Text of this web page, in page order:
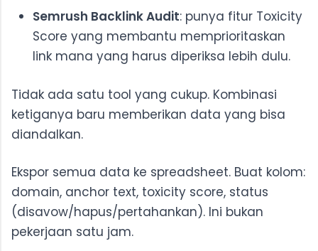
Semrush Backlink Audit: punya fitur Toxicity
Score yang membantu memprioritaskan
link mana yang harus diperiksa lebih dulu.
Tidak ada satu tool yang cukup. Kombinasi
ketiganya baru memberikan data yang bisa
diandalkan.
Ekspor semua data ke spreadsheet. Buat kolom:
domain, anchor text, toxicity score, status
(disavow/hapus/pertahankan). Ini bukan
pekerjaan satu jam.